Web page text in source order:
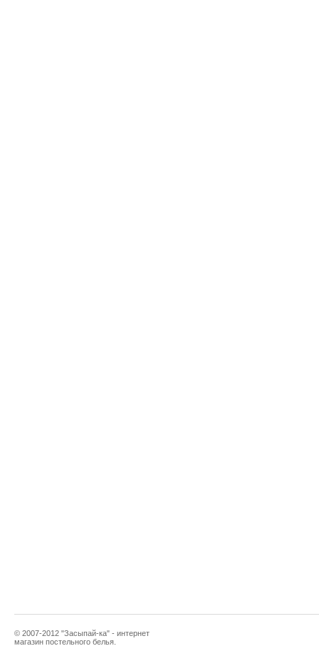
© 2007-2012 "Засыпай-ка" - интернет
магазин постельного белья.